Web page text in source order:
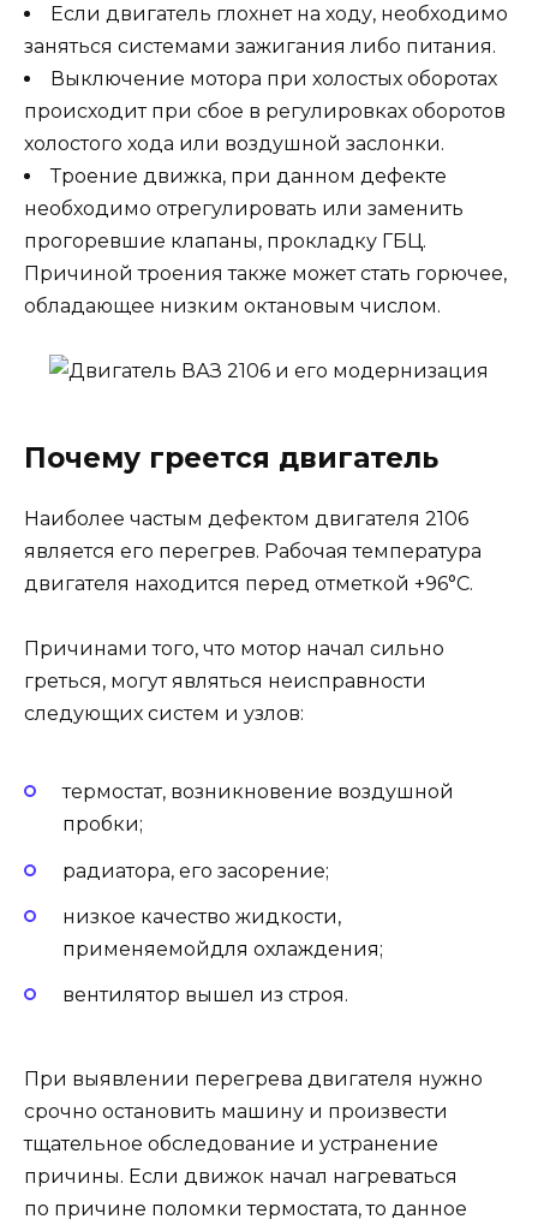
Если двигатель глохнет на ходу, необходимо
заняться системами зажигания либо питания.
Выключение мотора при холостых оборотах
происходит при сбое в регулировках оборотов
холостого хода или воздушной заслонки.
Троение движка, при данном дефекте
необходимо отрегулировать или заменить
прогоревшие клапаны, прокладку ГБЦ.
Причиной троения также может стать горючее,
обладающее низким октановым числом.
Почему греется двигатель
Наиболее частым дефектом двигателя 2106
является его перегрев. Рабочая температура
двигателя находится перед отметкой +96°С.
Причинами того, что мотор начал сильно
греться, могут являться неисправности
следующих систем и узлов:
термостат, возникновение воздушной
пробки;
радиатора, его засорение;
низкое качество жидкости,
применяемойдля охлаждения;
вентилятор вышел из строя.
При выявлении перегрева двигателя нужно
срочно остановить машину и произвести
тщательное обследование и устранение
причины. Если движок начал нагреваться
по причине поломки термостата, то данное